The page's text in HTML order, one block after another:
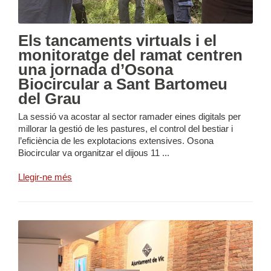
Els tancaments virtuals i el
monitoratge del ramat centren
una jornada d’Osona
Biocircular a Sant Bartomeu
del Grau
La sessió va acostar al sector ramader eines digitals per
millorar la gestió de les pastures, el control del bestiar i
l’eficiència de les explotacions extensives. Osona
Biocircular va organitzar el dijous 11 ...
Llegir-ne més